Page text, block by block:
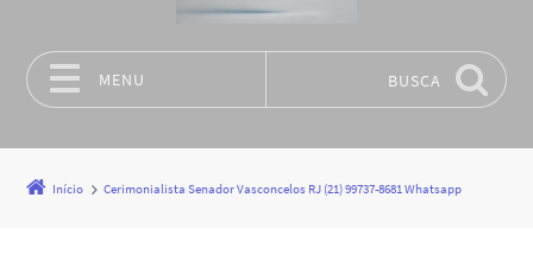
MENU BUSCA
Início Cerimonialista Senador Vasconcelos RJ (21) 99737-8681 Whatsapp